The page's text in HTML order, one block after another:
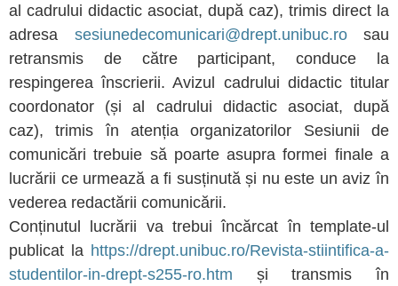
al cadrului didactic asociat, după caz), trimis direct la
adresa sesiunedecomunicari@drept.unibuc.rosau
retransmis de către participant, conduce la
respingerea înscrierii. Avizul cadrului didactic titular
coordonator (și al cadrului didactic asociat, după
caz), trimis în atenția organizatorilor Sesiunii de
comunicări trebuie să poarte asupra formei finale a
lucrării ce urmează a fi susținută și nu este un aviz în
vederea redactării comunicării.
Conținutul lucrării va trebui încărcat în template-ul
publicat la https://drept.unibuc.ro/Revista-stiintifica-a-
studentilor-in-drept-s255-ro.htm și transmis în